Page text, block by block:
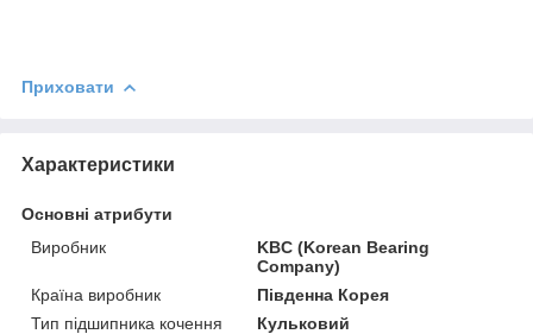
Приховати
Характеристики
Основні атрибути
Виробник
KBC (Korean Bearing
Company)
Країна виробник
Південна Корея
Тип підшипника кочення
Кульковий